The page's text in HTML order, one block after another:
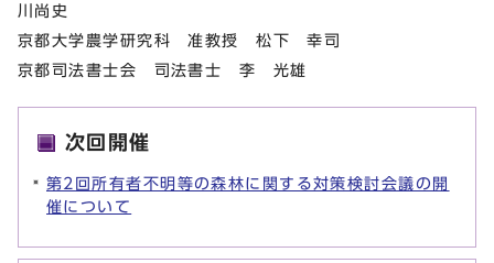
川尚史
京都大学農学研究科 准教授 松下 幸司
京都司法書士会 司法書士 李 光雄
次回開催
第2回所有者不明等の森林に関する対策検討会議の開
催について